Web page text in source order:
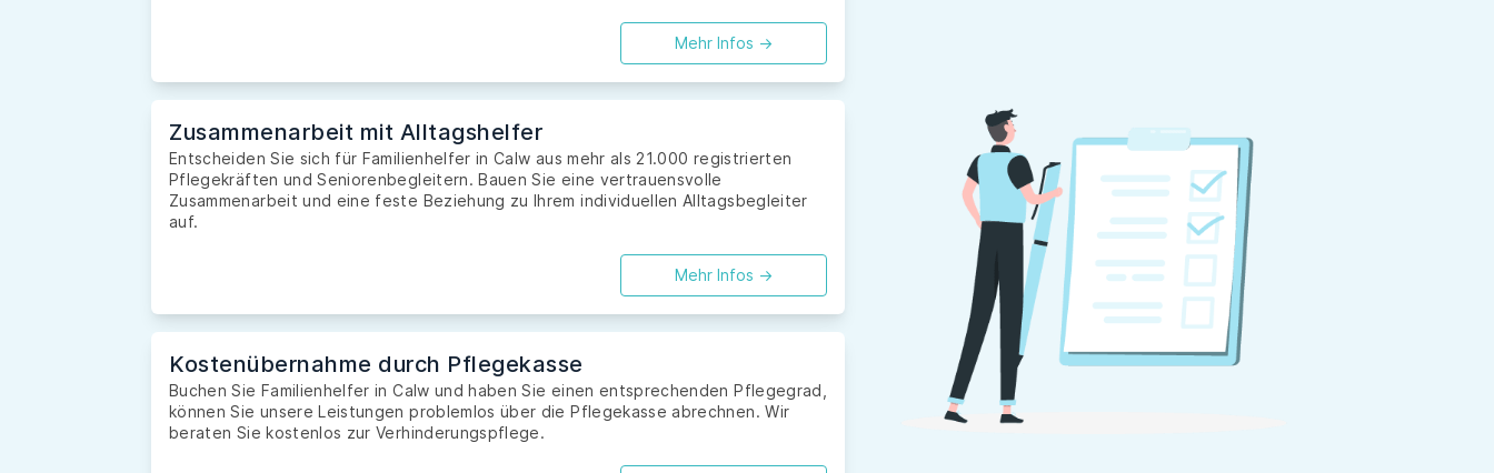
Mehr Infos ->
Zusammenarbeit mit Alltagshelfer
Entscheiden Sie sich für Familienhelfer in Calw aus mehr als 21.000 registrierten
Pflegekräften und Seniorenbegleitern. Bauen Sie eine vertrauensvolle
Zusammenarbeit und eine feste Beziehung zu Ihrem individuellen Alltagsbegleiter
auf.
Mehr Infos ->
Kostenübernahme durch Pflegekasse
Buchen Sie Familienhelfer in Calw und haben Sie einen entsprechenden Pflegegrad,
können Sie unsere Leistungen problemlos über die Pflegekasse abrechnen. Wir
beraten Sie kostenlos zur Verhinderungspflege.